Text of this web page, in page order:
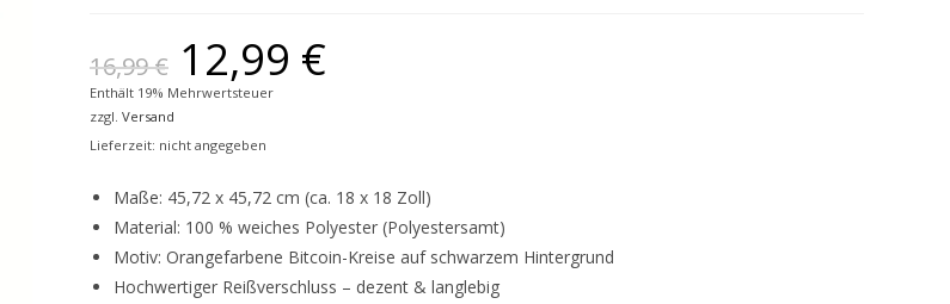
16,99€ 12,99 €
Enthält 19% Mehrwertsteuer
zzgl. Versand
Lieferzeit: nicht angegeben
Maße: 45,72 x 45,72 cm (ca. 18 x 18 Zoll)
Material: 100 % weiches Polyester (Polyestersamt)
Motiv: Orangefarbene Bitcoin-Kreise auf schwarzem Hintergrund
Hochwertiger Reißverschluss – dezent & langlebig